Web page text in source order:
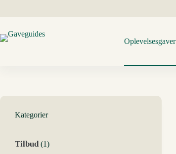
Oplevelsesgaver
Kategorier
Tilbud 11